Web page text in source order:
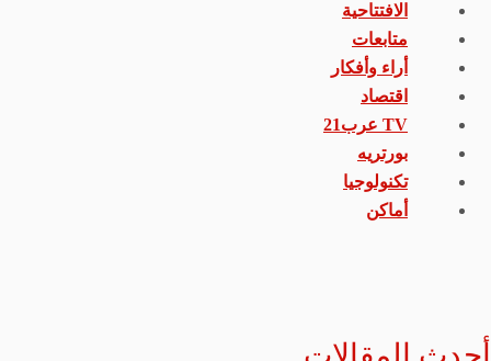
الافتتاحية
متابعات
أراء وأفكار
اقتصاد
TV عرب21
بورتريه
تكنولوجيا
أماكن